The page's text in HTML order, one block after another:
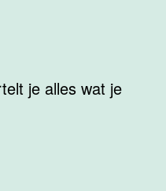
je alles wat je